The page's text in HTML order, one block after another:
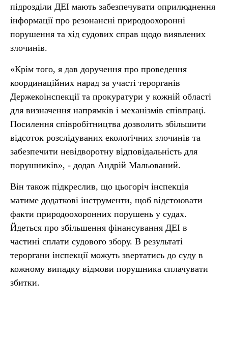
підрозділи ДЕІ мають забезпечувати оприлюднення
інформації про резонансні природоохоронні
порушення та хід судових справ щодо виявлених
злочинів.
«Крім того, я дав доручення про проведення
координаційних нарад за участі терорганів
Держекоінспекції та прокуратури у кожній області
для визначення напрямків і механізмів співпраці.
Посилення співробітництва дозволить збільшити
відсоток розслідуваних екологічних злочинів та
забезпечити невідворотну відповідальність для
порушників», - додав Андрій Мальований.
Він також підкреслив, що цьогоріч інспекція
матиме додаткові інструменти, щоб відстоювати
факти природоохоронних порушень у судах.
Йдеться про збільшення фінансування ДЕІ в
частині сплати судового збору. В результаті
тероргани інспекції можуть звертатись до суду в
кожному випадку відмови порушника сплачувати
збитки.